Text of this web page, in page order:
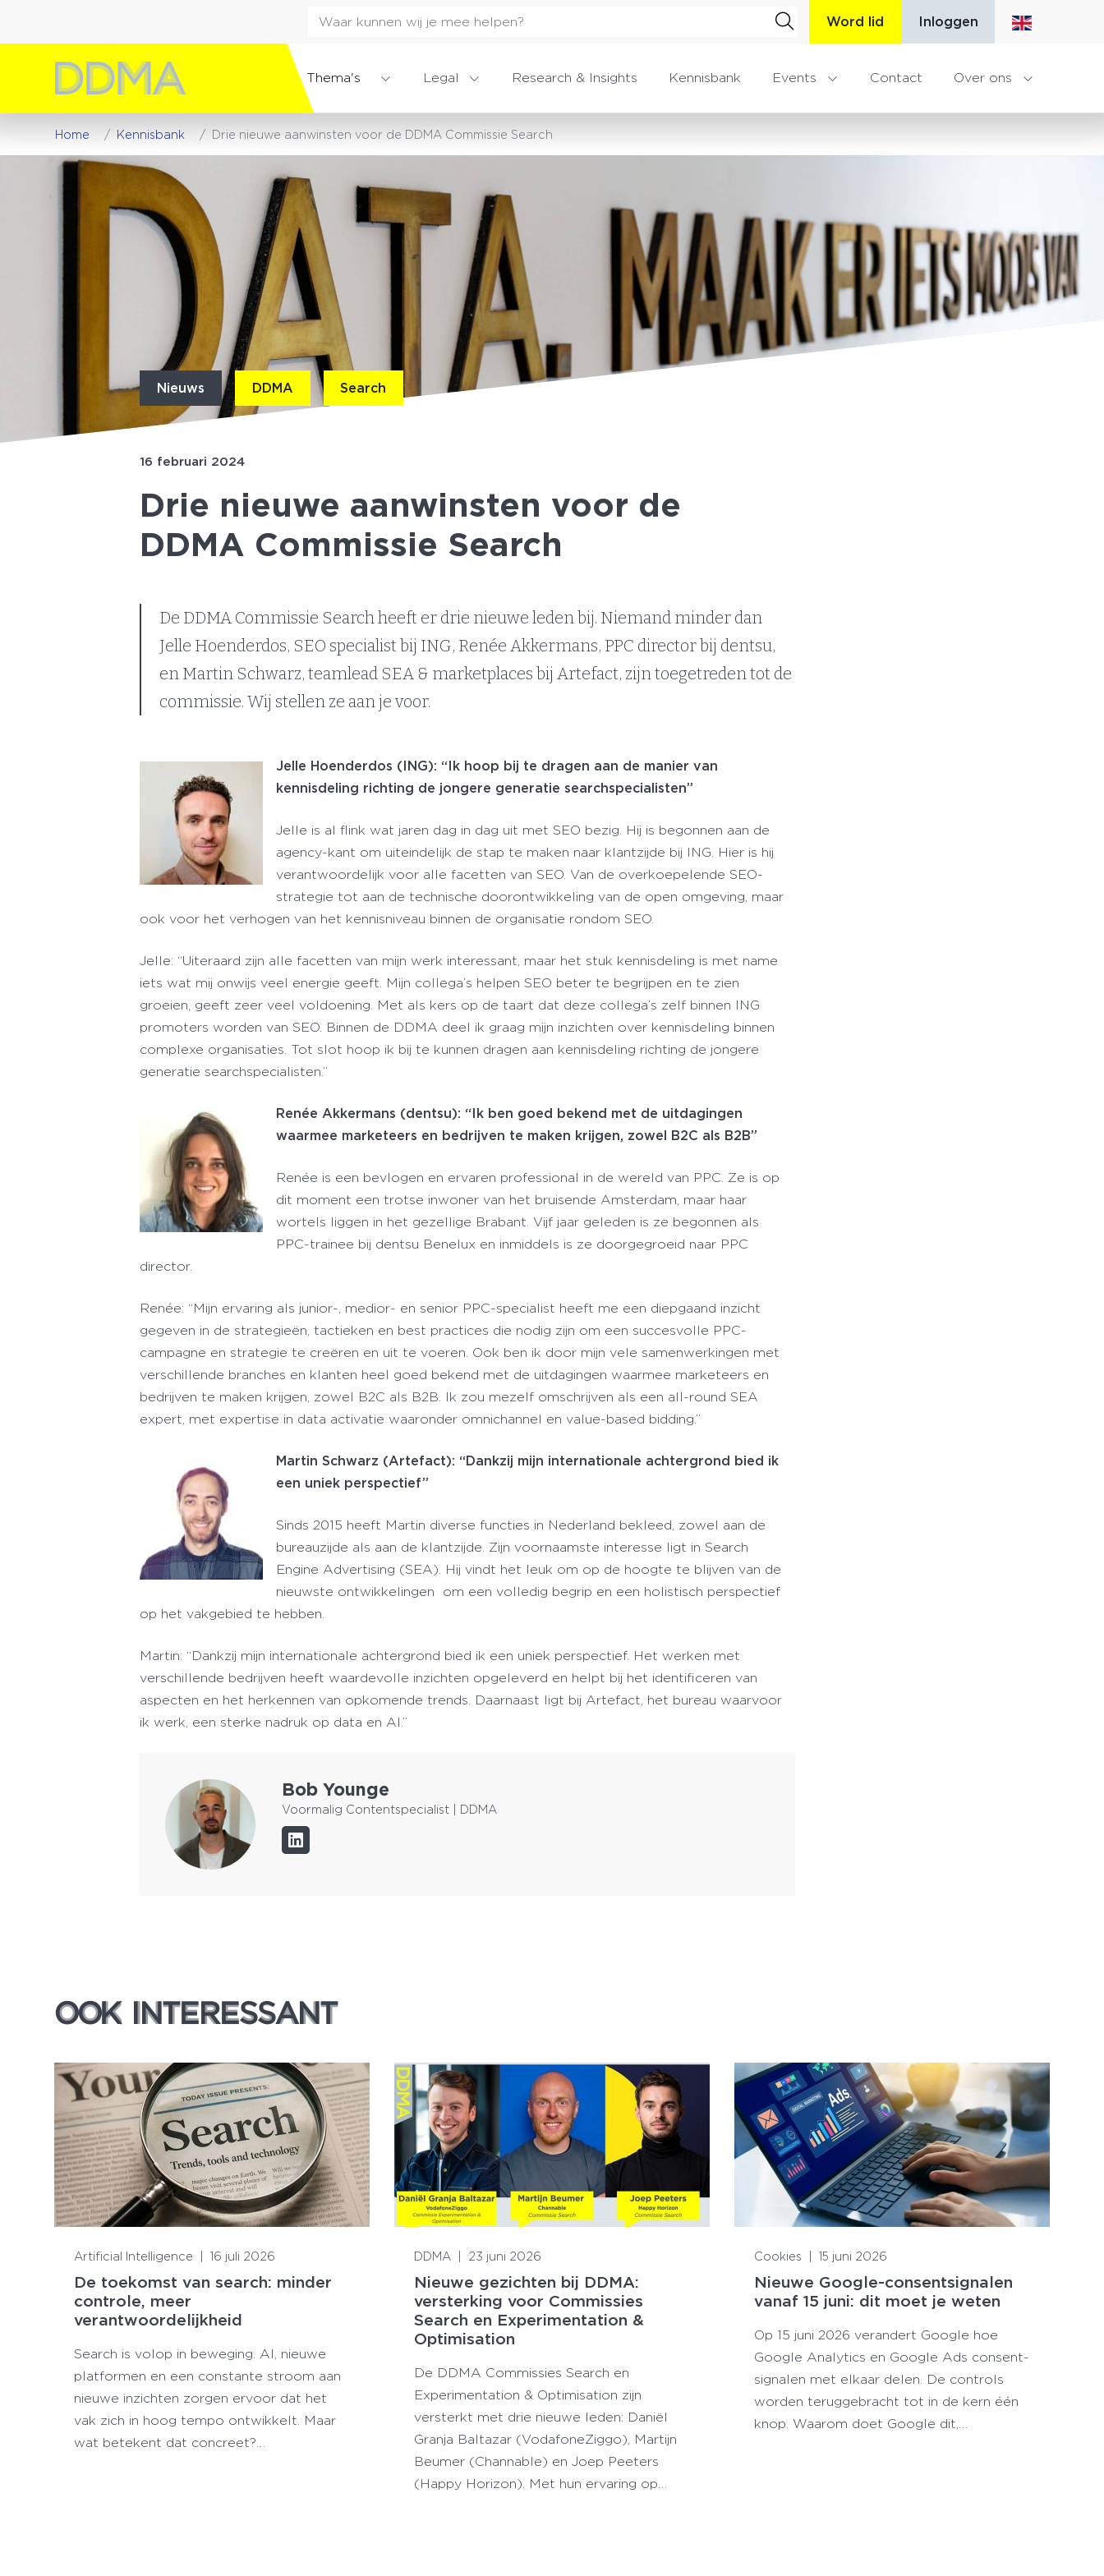
Word lid Inloggen
Thema's Legal Research & Insights Kennisbank Events Contact Over ons
Home Kennisbank Drie nieuwe aanwinsten voor de DDMA Commissie Search
Nieuws DDMA Search
16 februari 2024
Drie nieuwe aanwinsten voor de
DDMA Commissie Search
De DDMA Commissie Search heeft er drie nieuwe leden bij. Niemand minder dan
Jelle Hoenderdos, SEO specialist bij ING, Renée Akkermans, PPC director bij dentsu,
en Martin Schwarz, teamlead SEA & marketplaces bij Artefact, zijn toegetreden tot de
commissie. Wij stellen ze aan je voor.
Jelle Hoenderdos (ING): “Ik hoop bij te dragen aan de manier van
kennisdeling richting de jongere generatie searchspecialisten”
Jelle is al flink wat jaren dag in dag uit met SEO bezig. Hij is begonnen aan de
agency-kant om uiteindelijk de stap te maken naar klantzijde bij ING. Hier is hij
verantwoordelijk voor alle facetten van SEO. Van de overkoepelende SEO-
strategie tot aan de technische doorontwikkeling van de open omgeving, maar
ook voor het verhogen van het kennisniveau binnen de organisatie rondom SEO.
Jelle: “Uiteraard zijn alle facetten van mijn werk interessant, maar het stuk kennisdeling is met name
iets wat mij onwijs veel energie geeft. Mijn collega’s helpen SEO beter te begrijpen en te zien
groeien, geeft zeer veel voldoening. Met als kers op de taart dat deze collega’s zelf binnen ING
promoters worden van SEO. Binnen de DDMA deel ik graag mijn inzichten over kennisdeling binnen
complexe organisaties. Tot slot hoop ik bij te kunnen dragen aan kennisdeling richting de jongere
generatie searchspecialisten.”
Renée Akkermans (dentsu): “Ik ben goed bekend met de uitdagingen
waarmee marketeers en bedrijven te maken krijgen, zowel B2C als B2B”
Renée is een bevlogen en ervaren professional in de wereld van PPC. Ze is op
dit moment een trotse inwoner van het bruisende Amsterdam, maar haar
wortels liggen in het gezellige Brabant. Vijf jaar geleden is ze begonnen als
PPC-trainee bij dentsu Benelux en inmiddels is ze doorgegroeid naar PPC
director.
Renée: “Mijn ervaring als junior-, medior- en senior PPC-specialist heeft me een diepgaand inzicht
gegeven in de strategieën, tactieken en best practices die nodig zijn om een succesvolle PPC-
campagne en strategie te creëren en uit te voeren. Ook ben ik door mijn vele samenwerkingen met
verschillende branches en klanten heel goed bekend met de uitdagingen waarmee marketeers en
bedrijven te maken krijgen, zowel B2C als B2B. Ik zou mezelf omschrijven als een all-round SEA
expert, met expertise in data activatie waaronder omnichannel en value-based bidding.”
Martin Schwarz (Artefact): “Dankzij mijn internationale achtergrond bied ik
een uniek perspectief”
Sinds 2015 heeft Martin diverse functies in Nederland bekleed, zowel aan de
bureauzijde als aan de klantzijde. Zijn voornaamste interesse ligt in Search
Engine Advertising (SEA). Hij vindt het leuk om op de hoogte te blijven van de
nieuwste ontwikkelingen om een volledig begrip en een holistisch perspectief
op het vakgebied te hebben.
Martin: “Dankzij mijn internationale achtergrond bied ik een uniek perspectief. Het werken met
verschillende bedrijven heeft waardevolle inzichten opgeleverd en helpt bij het identificeren van
aspecten en het herkennen van opkomende trends. Daarnaast ligt bij Artefact, het bureau waarvoor
ik werk, een sterke nadruk op data en AI.”
Bob Younge
Voormalig Contentspecialist | DDMA
OOK INTERESSANT
OOK INTERESSANT
Artificial Intelligence 16 juli 2026
De toekomst van search: minder
controle, meer
verantwoordelijkheid
Search is volop in beweging. AI, nieuwe
platformen en een constante stroom aan
nieuwe inzichten zorgen ervoor dat het
vak zich in hoog tempo ontwikkelt. Maar
wat betekent dat concreet?…
DDMA 23 juni 2026
Nieuwe gezichten bij DDMA:
versterking voor Commissies
Search en Experimentation &
Optimisation
De DDMA Commissies Search en
Experimentation & Optimisation zijn
versterkt met drie nieuwe leden: Daniël
Granja Baltazar (VodafoneZiggo), Martijn
Beumer (Channable) en Joep Peeters
(Happy Horizon). Met hun ervaring op…
Cookies 15 juni 2026
Nieuwe Google-consentsignalen
vanaf 15 juni: dit moet je weten
Op 15 juni 2026 verandert Google hoe
Google Analytics en Google Ads consent-
signalen met elkaar delen. De controls
worden teruggebracht tot in de kern één
knop. Waarom doet Google dit,…